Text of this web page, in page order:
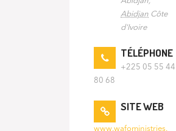
Abidjan Côte
d'Ivoire
TÉLÉPHONE
+225 05 55 44
80 68
SITE WEB
www.wafoministries.